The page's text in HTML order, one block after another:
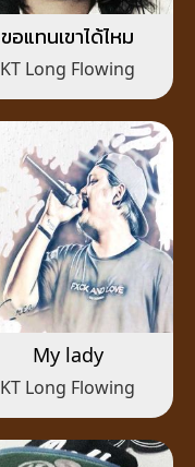
ขอแทนเขาได้ไหม
KT Long Flowing
My lady
KT Long Flowing